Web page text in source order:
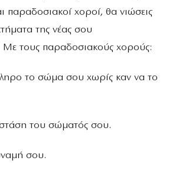
παραδοσιακοί χοροί, θα νιώσεις
της νέας σου
Με τους παραδοσιακούς χορούς:
το σώμα σου χωρίς καν να το
του σώματός σου.
σου.